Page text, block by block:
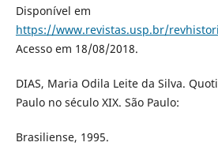
Disponível em
https://www.revistas.usp.br/
Acesso em 18/08/2018.
DIAS, Maria Odila Leite da Silva.
Paulo no século XIX. São Paulo:
Brasiliense, 1995.